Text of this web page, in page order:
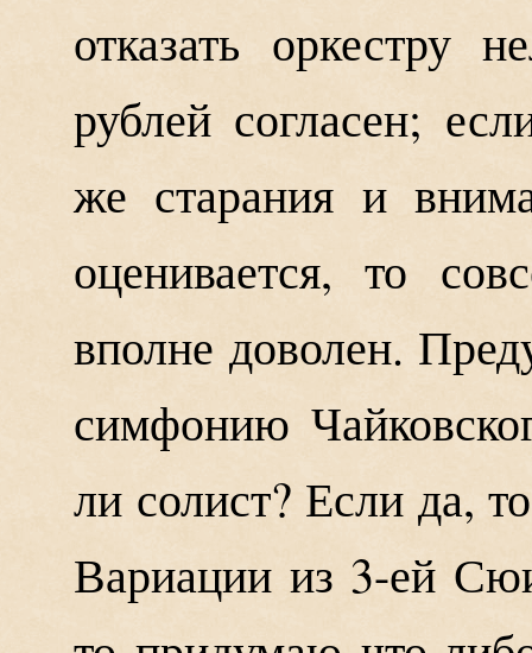
отказать оркестру
рублей согласен;
же старания и
оценивается, то
вполне доволен.
симфонию
ли солист? Если да,
Вариации из 3-ей